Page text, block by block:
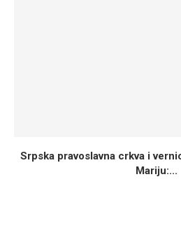
Srpska pravoslavna crkva i
Mariju:...